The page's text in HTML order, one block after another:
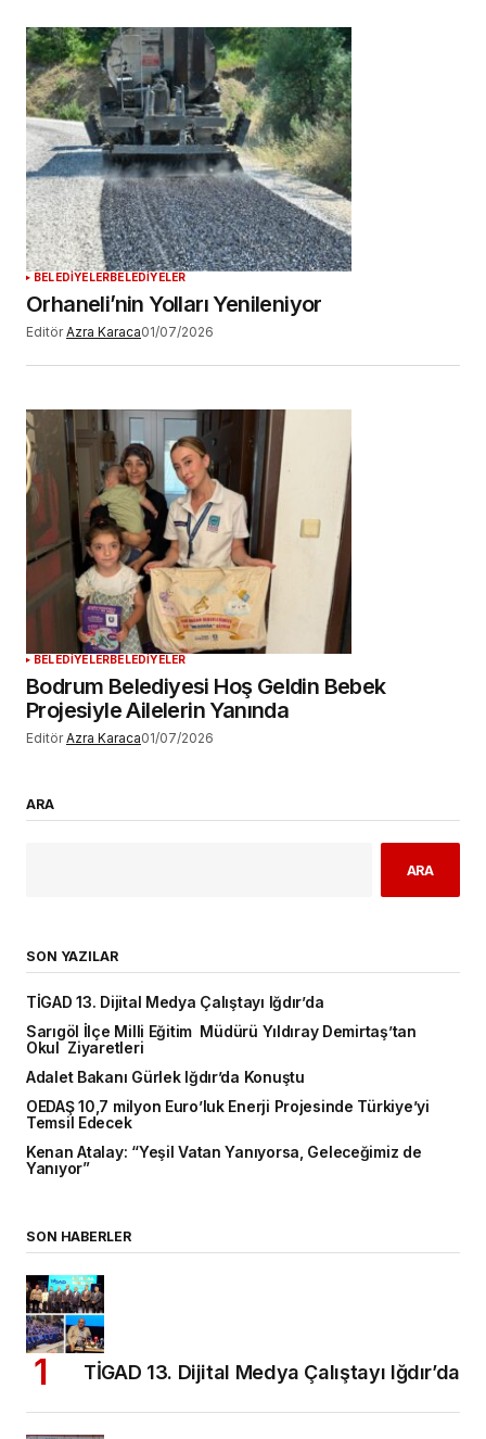
BELEDİYELERBELEDİYELER
Orhaneli’nin Yolları Yenileniyor
Editör Azra Karaca01/07/2026
BELEDİYELERBELEDİYELER
Bodrum Belediyesi Hoş Geldin Bebek
Projesiyle Ailelerin Yanında
Editör Azra Karaca01/07/2026
ARA
ARA
SON YAZILAR
TİGAD 13. Dijital Medya Çalıştayı Iğdır’da
Sarıgöl İlçe Milli Eğitim Müdürü Yıldıray Demirtaş’tan
Okul Ziyaretleri
Adalet Bakanı Gürlek Iğdır’da Konuştu
OEDAŞ 10,7 milyon Euro’luk Enerji Projesinde Türkiye’yi
Temsil Edecek
Kenan Atalay: “Yeşil Vatan Yanıyorsa, Geleceğimiz de
Yanıyor”
SON HABERLER
TİGAD 13. Dijital Medya Çalıştayı Iğdır’da